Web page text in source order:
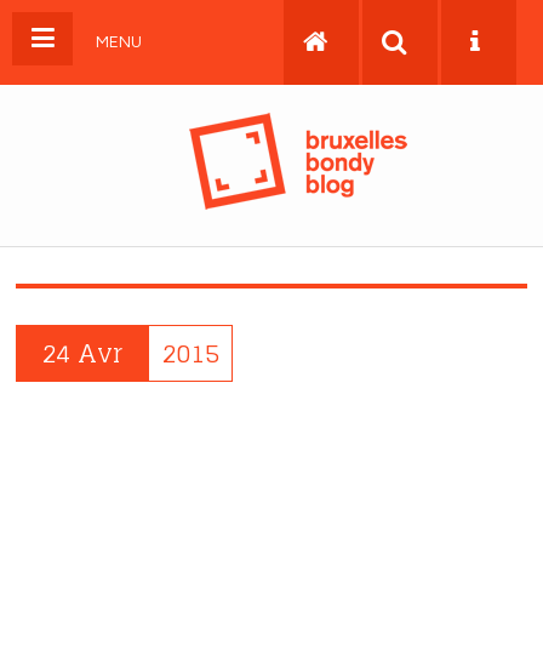
MENU
24 Avr 2015